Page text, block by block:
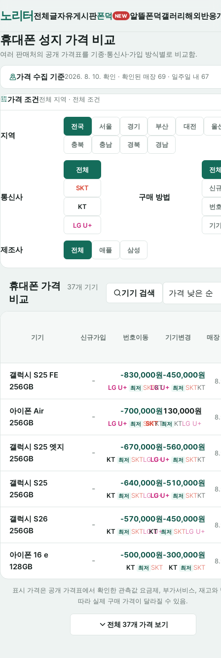
노리터 전체글자유게시판폰덕 NEW 알뜰폰덕갤러리해외반응
휴대폰 성지 가격 비교
여러 판매처의 공개 가격표를 기종·통신사·가입 방식별로 비교함.
가격 수집 기준2026. 8. 10. 확인 · 확인된 매장 69 · 일주일 내 67
가격 조건전체 지역 · 전체 조건
지역
전국 서울 경기 부산 대전 울
충북 충남 경북 경남
통신사
전체
SKT
KT
LG U+
구매 방법
전
신
번
기
제조사 전체 애플 삼성
휴대폰 가격
비교
37개 기기
기기 검색 가격 낮은 순
기기 신규가입 번호이동 기기변경 매장
갤럭시 S25 FE
256GB
-
-830,000원
LG U+ 최저 SKTKT
-450,000원
LG U+ 최저 SKTKT
아이폰 Air
256GB
-
-700,000원
LG U+ 최저 SKTKT
130,000원
SKT 최저 KTLG U+
갤럭시 S25 엣지
256GB
-
-670,000원
KT 최저 SKTLG U+
-560,000원
LG U+ 최저 SKTKT
갤럭시 S25
256GB
-
-640,000원
KT 최저 SKTLG U+
-510,000원
LG U+ 최저 SKTKT
갤럭시 S26
256GB
-
-570,000원
KT 최저 SKTLG U+
-450,000원
KT 최저 SKTLG U+
아이폰 16 e
128GB
-
-500,000원
KT 최저 SKT
-300,000원
KT 최저 SKT
표시 가격은 공개 가격표에서 확인한 관측값 요금제, 부가서비스, 재고와
따라 실제 구매 가격이 달라질 수 있음.
전체 37개 가격 보기